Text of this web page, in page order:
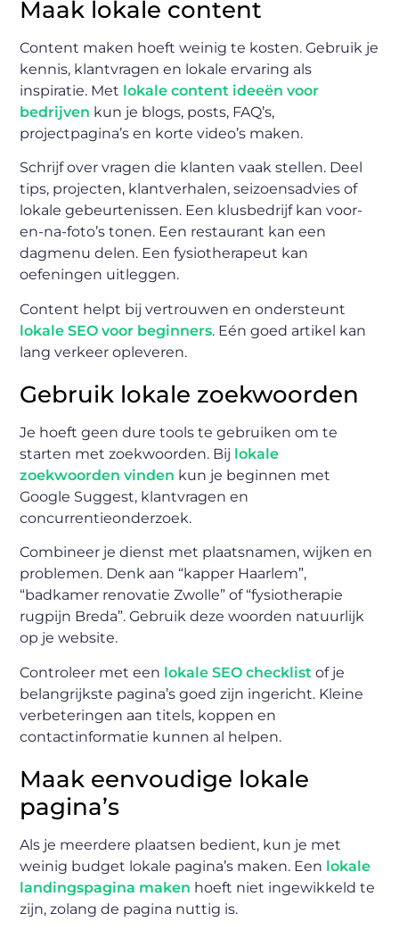
Maak lokale content
Content maken hoeft weinig te kosten. Gebruik je
kennis, klantvragen en lokale ervaring als
inspiratie. Met lokale content ideeën voor
bedrijven kun je blogs, posts, FAQ’s,
projectpagina’s en korte video’s maken.
Schrijf over vragen die klanten vaak stellen. Deel
tips, projecten, klantverhalen, seizoensadvies of
lokale gebeurtenissen. Een klusbedrijf kan voor-
en-na-foto’s tonen. Een restaurant kan een
dagmenu delen. Een fysiotherapeut kan
oefeningen uitleggen.
Content helpt bij vertrouwen en ondersteunt
lokale SEO voor beginners. Eén goed artikel kan
lang verkeer opleveren.
Gebruik lokale zoekwoorden
Je hoeft geen dure tools te gebruiken om te
starten met zoekwoorden. Bij lokale
zoekwoorden vinden kun je beginnen met
Google Suggest, klantvragen en
concurrentieonderzoek.
Combineer je dienst met plaatsnamen, wijken en
problemen. Denk aan “kapper Haarlem”,
“badkamer renovatie Zwolle” of “fysiotherapie
rugpijn Breda”. Gebruik deze woorden natuurlijk
op je website.
Controleer met een lokale SEO checklist of je
belangrijkste pagina’s goed zijn ingericht. Kleine
verbeteringen aan titels, koppen en
contactinformatie kunnen al helpen.
Maak eenvoudige lokale
pagina’s
Als je meerdere plaatsen bedient, kun je met
weinig budget lokale pagina’s maken. Een lokale
landingspagina maken hoeft niet ingewikkeld te
zijn, zolang de pagina nuttig is.